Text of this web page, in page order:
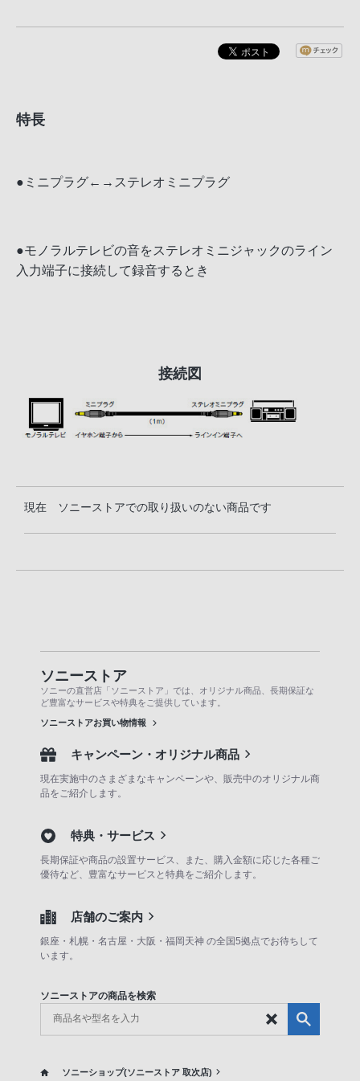
特長
●ミニプラグ←→ステレオミニプラグ
●モノラルテレビの音をステレオミニジャックのライン
入力端子に接続して録音するとき
接続図
現在 ソニーストアでの取り扱いのない商品です
ソニーストア
ソニーの直営店「ソニーストア」では、オリジナル商品、長期保証な
ど豊富なサービスや特典をご提供しています。
ソニーストアお買い物情報
キャンペーン・オリジナル商品
現在実施中のさまざまなキャンペーンや、販売中のオリジナル商
品をご紹介します。
特典・サービス
長期保証や商品の設置サービス、また、購入金額に応じた各種ご
優待など、豊富なサービスと特典をご紹介します。
店舗のご案内
銀座・札幌・名古屋・大阪・福岡天神 の全国5拠点でお待ちして
います。
ソニーストアの商品を検索
ソニーショップ(ソニーストア 取次店)